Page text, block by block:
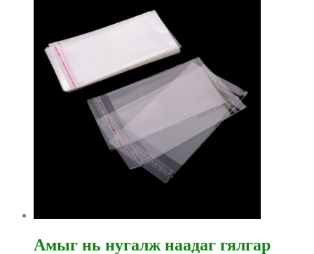
Амыг нь нугалж наадаг гялгар